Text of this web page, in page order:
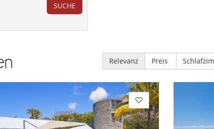
SUCHE
Relevanz Preis